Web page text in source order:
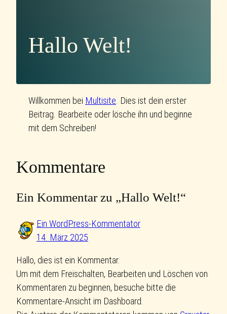
Hallo Welt!
Willkommen bei Multisite . Dies ist dein erster
Beitrag. Bearbeite oder lösche ihn und beginne
mit dem Schreiben!
Kommentare
Ein Kommentar zu „Hallo Welt!“
Ein WordPress-Kommentator
14. März 2025
Hallo, dies ist ein Kommentar.
Um mit dem Freischalten, Bearbeiten und Löschen von
Kommentaren zu beginnen, besuche bitte die
Kommentare-Ansicht im Dashboard.